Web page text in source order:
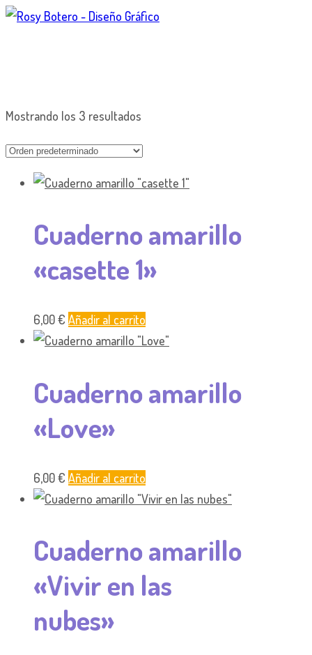
Mostrando los 3 resultados
Cuaderno amarillo
«casette 1»
6,00€ Añadir al carrito
Cuaderno amarillo
«Love»
6,00€ Añadir al carrito
Cuaderno amarillo
«Vivir en las
nubes»